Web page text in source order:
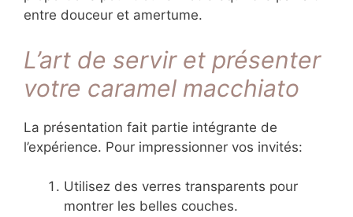
entre douceur et amertume.
L’art de servir et présenter
votre caramel macchiato
La présentation fait partie intégrante de
l’expérience. Pour impressionner vos invités:
Utilisez des verres transparents pour
montrer les belles couches.